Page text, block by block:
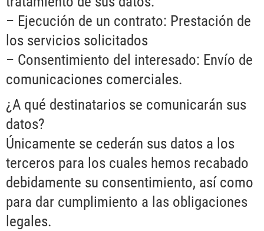
– Ejecución de un contrato: Prestación de
los servicios solicitados
– Consentimiento del interesado: Envío de
comunicaciones comerciales.
¿A qué destinatarios se comunicarán sus
datos?
Únicamente se cederán sus datos a los
terceros para los cuales hemos recabado
debidamente su consentimiento, así como
para dar cumplimiento a las obligaciones
legales.